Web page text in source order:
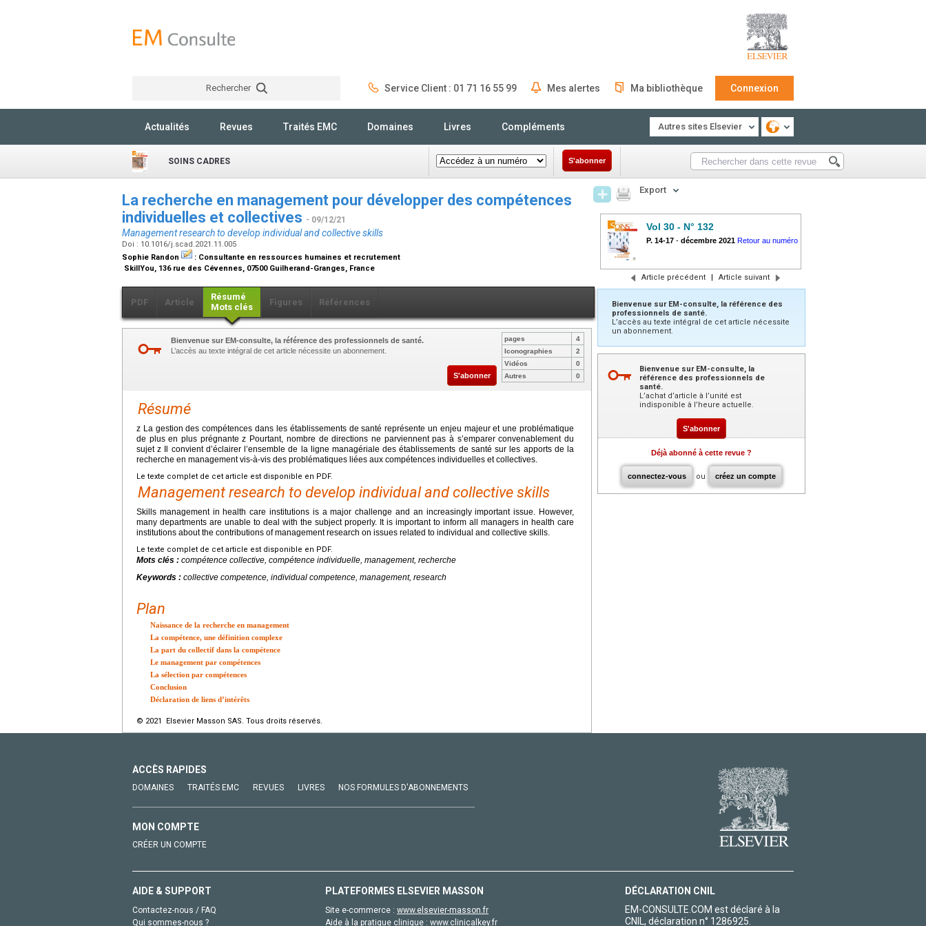
Rechercher Service Client : 01 71 16 55 99 Mes alertes Ma bibliothèque Connexion
Actualités Revues Traités EMC Domaines Livres Compléments Autres sites Elsevier
SOINS CADRES S'abonner
La recherche en management pour développer des compétences
individuelles et collectives - 09/12/21
Management research to develop individual and collective skills
Doi : 10.1016/j.scad.2021.11.005
Sophie Randon
: Consultante en ressources humaines et recrutement
SkillYou, 136 rue des Cévennes, 07500 Guilherand-Granges, France
PDF Article
Résumé
Mots clés
Figures Références
Bienvenue sur EM-consulte, la référence des professionnels de santé.
L’accès au texte intégral de cet article nécessite un abonnement.
S'abonner
pages
4
Iconographies
2
Vidéos
0
Autres
0
Résumé
z La gestion des compétences dans les établissements de santé représente un enjeu majeur et une problématique
de plus en plus prégnante z Pourtant, nombre de directions ne parviennent pas à s’emparer convenablement du
sujet z Il convient d’éclairer l’ensemble de la ligne managériale des établissements de santé sur les apports de la
recherche en management vis-à-vis des problématiques liées aux compétences individuelles et collectives.
Le texte complet de cet article est disponible en PDF.
Management research to develop individual and collective skills
Skills management in health care institutions is a major challenge and an increasingly important issue. However,
many departments are unable to deal with the subject properly. It is important to inform all managers in health care
institutions about the contributions of management research on issues related to individual and collective skills.
Le texte complet de cet article est disponible en PDF.
Mots clés : compétence collective, compétence individuelle, management, recherche
Keywords : collective competence, individual competence, management, research
Plan
Naissance de la recherche en management
La compétence, une définition complexe
La part du collectif dans la compétence
Le management par compétences
La sélection par compétences
Conclusion
Déclaration de liens d’intérêts
© 2021 Elsevier Masson SAS. Tous droits réservés.
Export
Vol 30 - N° 132
P. 14-17 - décembre 2021 Retour au numéro
Article précédent | Article suivant
Bienvenue sur EM-consulte, la référence des
professionnels de santé.
L’accès au texte intégral de cet article nécessite
un abonnement.
Bienvenue sur EM-consulte, la
référence des professionnels de
santé.
L’achat d’article à l’unité est
indisponible à l’heure actuelle.
S'abonner
Déjà abonné à cette revue ?
connectez-vous ou créez un compte
ACCÈS RAPIDES
DOMAINES TRAITÉS EMC REVUES LIVRES NOS FORMULES D'ABONNEMENTS
MON COMPTE
CRÉER UN COMPTE
AIDE & SUPPORT
Contactez-nous / FAQ
Qui sommes-nous ?
PLATEFORMES ELSEVIER MASSON
Site e-commerce : www.elsevier-masson.fr
Aide à la pratique clinique : www.clinicalkey.fr
DÉCLARATION CNIL
EM-CONSULTE.COM est déclaré à la
CNIL, déclaration n° 1286925.